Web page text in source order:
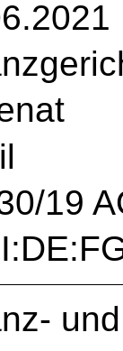
19